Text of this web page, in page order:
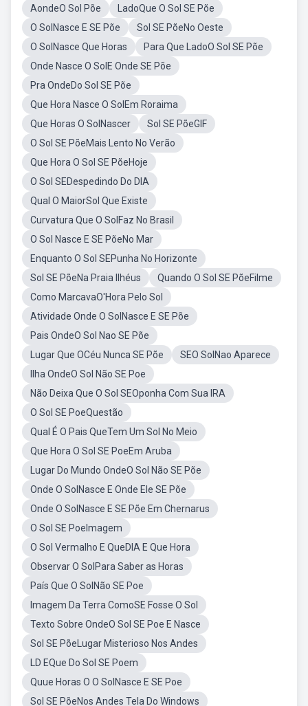
AondeO Sol Põe
LadoQue O Sol SE Põe
O SolNasce E SE Põe
Sol SE PõeNo Oeste
O SolNasce Que Horas
Para Que LadoO Sol SE Põe
Onde Nasce O SolE Onde SE Põe
Pra OndeDo Sol SE Põe
Que Hora Nasce O SolEm Roraima
Que Horas O SolNascer
Sol SE PõeGIF
O Sol SE PõeMais Lento No Verão
Que Hora O Sol SE PõeHoje
O Sol SEDespedindo Do DIA
Qual O MaiorSol Que Existe
Curvatura Que O SolFaz No Brasil
O Sol Nasce E SE PõeNo Mar
Enquanto O Sol SEPunha No Horizonte
Sol SE PõeNa Praia Ilhéus
Quando O Sol SE PõeFilme
Como MarcavaO'Hora Pelo Sol
Atividade Onde O SolNasce E SE Põe
Pais OndeO Sol Nao SE Põe
Lugar Que OCéu Nunca SE Põe
SEO SolNao Aparece
Ilha OndeO Sol Não SE Poe
Não Deixa Que O Sol SEOponha Com Sua IRA
O Sol SE PoeQuestão
Qual É O Pais QueTem Um Sol No Meio
Que Hora O Sol SE PoeEm Aruba
Lugar Do Mundo OndeO Sol Não SE Põe
Onde O SolNasce E Onde Ele SE Põe
Onde O SolNasce E SE Põe Em Chernarus
O Sol SE PoeImagem
O Sol Vermalho E QueDIA E Que Hora
Observar O SolPara Saber as Horas
País Que O SolNão SE Poe
Imagem Da Terra ComoSE Fosse O Sol
Texto Sobre OndeO Sol SE Poe E Nasce
Sol SE PõeLugar Misterioso Nos Andes
LD EQue Do Sol SE Poem
Quue Horas O O SolNasce E SE Poe
Sol SE PõeNos Andes Tela Do Windows